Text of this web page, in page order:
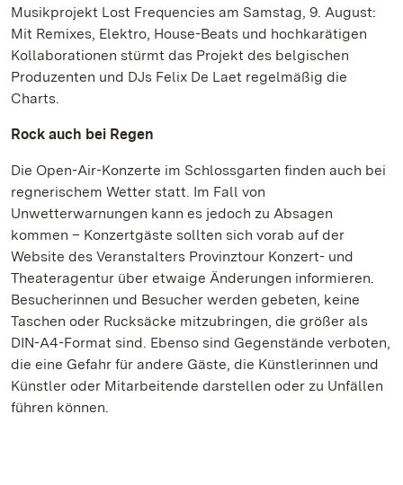
Musikprojekt Lost Frequencies am Samstag, 9. August:
Mit Remixes, Elektro, House-Beats und hochkarätigen
Kollaborationen stürmt das Projekt des belgischen
Produzenten und DJs Felix De Laet regelmäßig die
Charts.
Rock auch bei Regen
Die Open-Air-Konzerte im Schlossgarten finden auch bei
regnerischem Wetter statt. Im Fall von
Unwetterwarnungen kann es jedoch zu Absagen
kommen – Konzertgäste sollten sich vorab auf der
Website des Veranstalters Provinztour Konzert- und
Theateragentur über etwaige Änderungen informieren.
Besucherinnen und Besucher werden gebeten, keine
Taschen oder Rucksäcke mitzubringen, die größer als
DIN-A4-Format sind. Ebenso sind Gegenstände verboten,
die eine Gefahr für andere Gäste, die Künstlerinnen und
Künstler oder Mitarbeitende darstellen oder zu Unfällen
führen können.